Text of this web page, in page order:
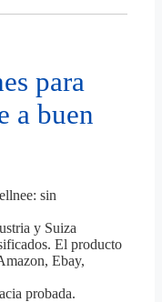
para
a buen
sin
y Suiza
El producto
Ebay,
probada.